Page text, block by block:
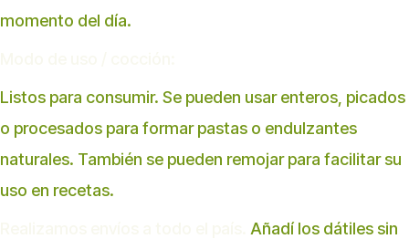
momento del día.
Listos para consumir. Se pueden usar enteros, picados
o procesados para formar pastas o endulzantes
naturales. También se pueden remojar para facilitar su
uso en recetas.
Añadí los dátiles sin